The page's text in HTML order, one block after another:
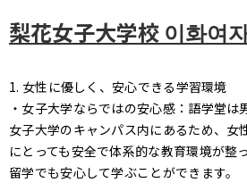
梨花女子大学校 이화여
1. 女性に優しく、安心できる学習環境
・女子大学ならではの安心感：語学堂は
女子大学のキャンパス内にあるため、女
にとっても安全で体系的な教育環境が整
留学でも安心して学ぶことができます。